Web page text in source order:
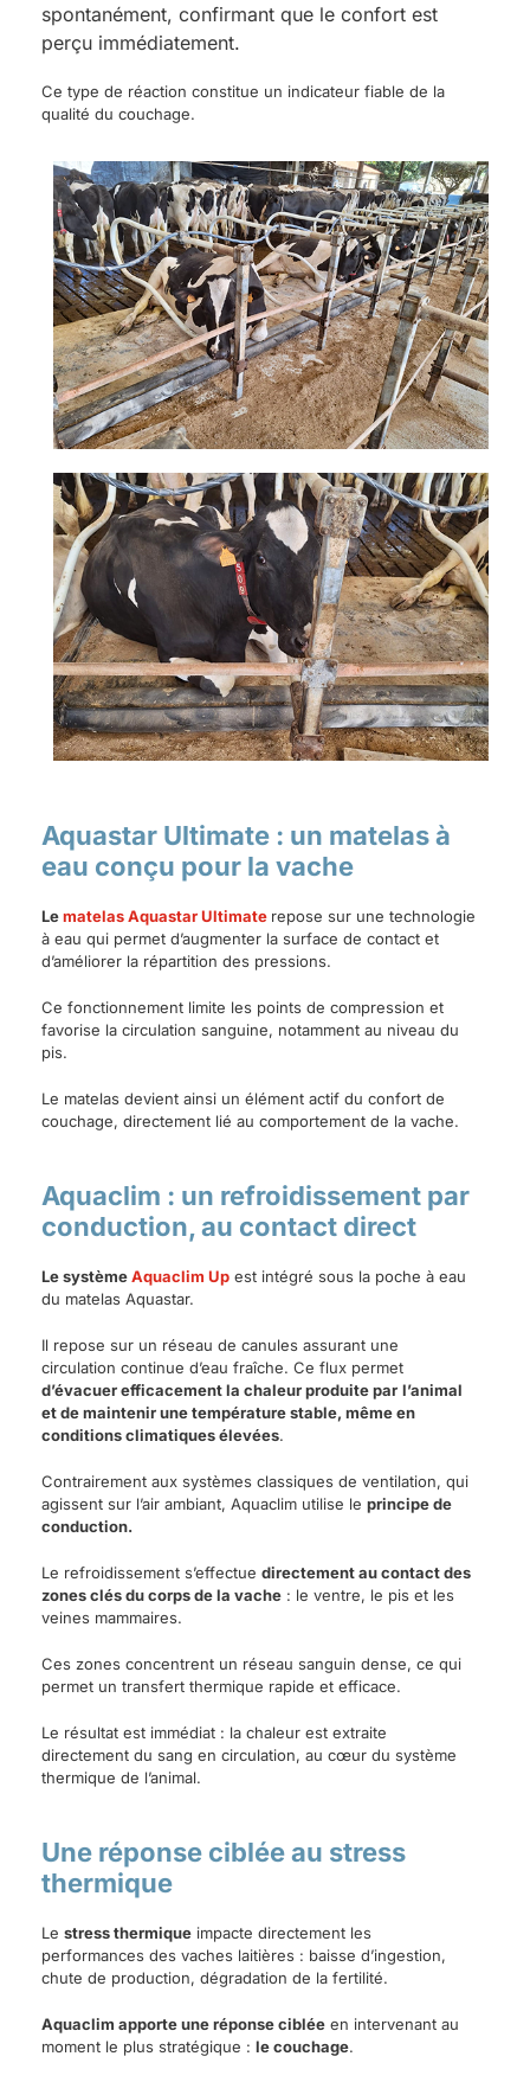
spontanément, confirmant que le confort est
perçu immédiatement.
Ce type de réaction constitue un indicateur fiable de la
qualité du couchage.
Aquastar Ultimate : un matelas à
eau conçu pour la vache
Lematelas Aquastar Ultimate repose sur une technologie
à eau qui permet d’augmenter la surface de contact et
d’améliorer la répartition des pressions.
Ce fonctionnement limite les points de compression et
favorise la circulation sanguine, notamment au niveau du
pis.
Le matelas devient ainsi un élément actif du confort de
couchage, directement lié au comportement de la vache.
Aquaclim : un refroidissement par
conduction, au contact direct
Le systèmeAquaclim Up est intégré sous la poche à eau
du matelas Aquastar.
Il repose sur un réseau de canules assurant une
circulation continue d’eau fraîche. Ce flux permet
d’évacuer efficacement la chaleur produite par l’animal
et de maintenir une température stable, même en
conditions climatiques élevées.
Contrairement aux systèmes classiques de ventilation, qui
agissent sur l’air ambiant, Aquaclim utilise le principe de
conduction.
Le refroidissement s’effectue directement au contact des
zones clés du corps de la vache : le ventre, le pis et les
veines mammaires.
Ces zones concentrent un réseau sanguin dense, ce qui
permet un transfert thermique rapide et efficace.
Le résultat est immédiat : la chaleur est extraite
directement du sang en circulation, au cœur du système
thermique de l’animal.
Une réponse ciblée au stress
thermique
Le stress thermique impacte directement les
performances des vaches laitières : baisse d’ingestion,
chute de production, dégradation de la fertilité.
Aquaclim apporte une réponse ciblée en intervenant au
moment le plus stratégique : le couchage.